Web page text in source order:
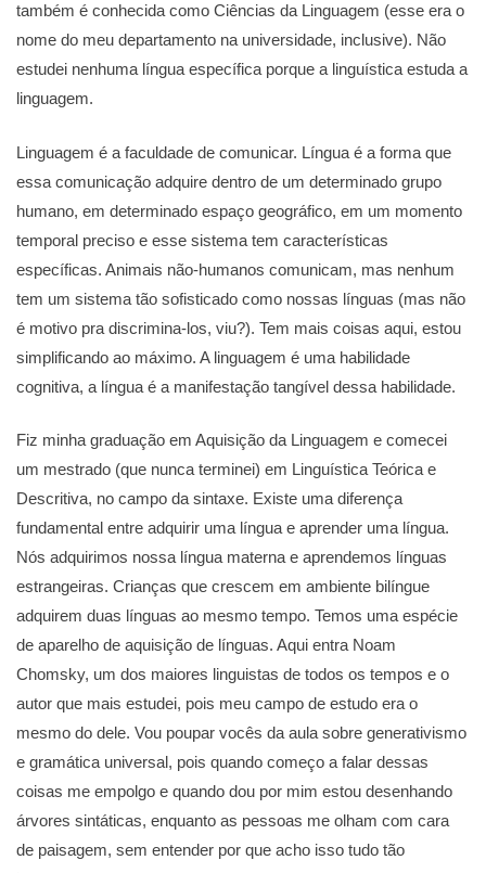
também é conhecida como Ciências da Linguagem (esse era o
nome do meu departamento na universidade, inclusive). Não
estudei nenhuma língua específica porque a linguística estuda a
linguagem.
Linguagem é a faculdade de comunicar. Língua é a forma que
essa comunicação adquire dentro de um determinado grupo
humano, em determinado espaço geográfico, em um momento
temporal preciso e esse sistema tem características
específicas. Animais não-humanos comunicam, mas nenhum
tem um sistema tão sofisticado como nossas línguas (mas não
é motivo pra discrimina-los, viu?). Tem mais coisas aqui, estou
simplificando ao máximo. A linguagem é uma habilidade
cognitiva, a língua é a manifestação tangível dessa habilidade.
Fiz minha graduação em Aquisição da Linguagem e comecei
um mestrado (que nunca terminei) em Linguística Teórica e
Descritiva, no campo da sintaxe. Existe uma diferença
fundamental entre adquirir uma língua e aprender uma língua.
Nós adquirimos nossa língua materna e aprendemos línguas
estrangeiras. Crianças que crescem em ambiente bilíngue
adquirem duas línguas ao mesmo tempo. Temos uma espécie
de aparelho de aquisição de línguas. Aqui entra Noam
Chomsky, um dos maiores linguistas de todos os tempos e o
autor que mais estudei, pois meu campo de estudo era o
mesmo do dele. Vou poupar vocês da aula sobre generativismo
e gramática universal, pois quando começo a falar dessas
coisas me empolgo e quando dou por mim estou desenhando
árvores sintáticas, enquanto as pessoas me olham com cara
de paisagem, sem entender por que acho isso tudo tão